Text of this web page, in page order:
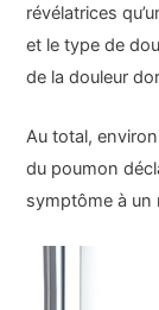
révélatrices
et le type de
de la douleur
Au total,
du poumon
symptôme à un